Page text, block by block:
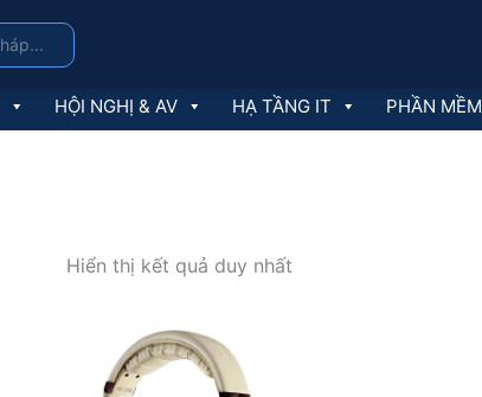
HỘI NGHỊ & AV HẠ TẦNG IT PHẦN MỀM
Hiển thị kết quả duy nhất